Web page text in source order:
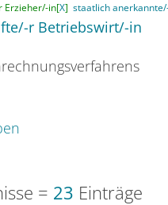
Erzieher/-in[X] staatlich
r Betriebswirt/-in
= 23 Einträge